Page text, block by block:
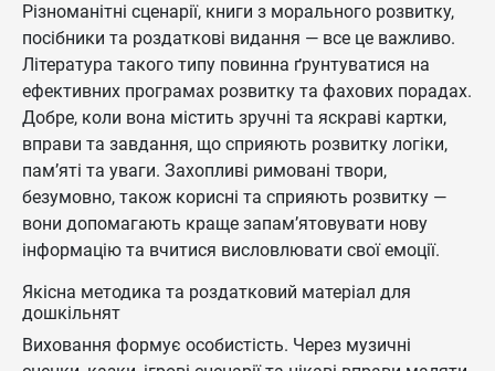
Різноманітні сценарії, книги з морального розвитку,
посібники та роздаткові видання — все це важливо.
Література такого типу повинна ґрунтуватися на
ефективних програмах розвитку та фахових порадах.
Добре, коли вона містить зручні та яскраві картки,
вправи та завдання, що сприяють розвитку логіки,
пам’яті та уваги. Захопливі римовані твори,
безумовно, також корисні та сприяють розвитку —
вони допомагають краще запам’ятовувати нову
інформацію та вчитися висловлювати свої емоції.
Якісна методика та роздатковий матеріал для
дошкільнят
Виховання формує особистість. Через музичні